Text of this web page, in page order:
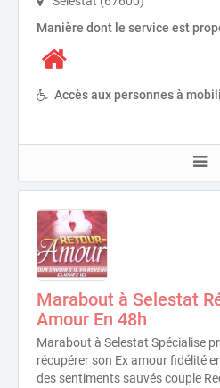
Manière dont le service est
Accès aux personnes à
Marabout à Selestat
Amour En 48h
Marabout à Selestat Spécialise
récupérer son Ex amour fidélité
des sentiments sauvés couple